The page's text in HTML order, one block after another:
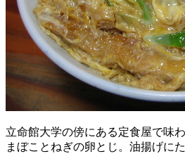
立命館大学の傍にある定食屋で味
まぼことねぎの卵とじ。油揚げに